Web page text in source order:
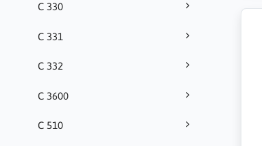
C 330
C 331
C 332
C 3600
C 510